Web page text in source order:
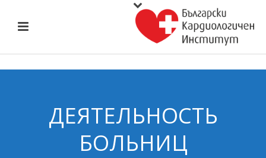
ДЕЯТЕЛЬНОСТЬ
БОЛЬНИЦ